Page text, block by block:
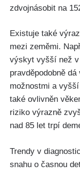
zdvojnásobit na
Existuje také
mezi zeměmi.
výskyt vyšší než
pravděpodobně
možnostmi a
také ovlivněn
riziko výrazně
nad 85 let trpí
Trendy v
snahu o časnou